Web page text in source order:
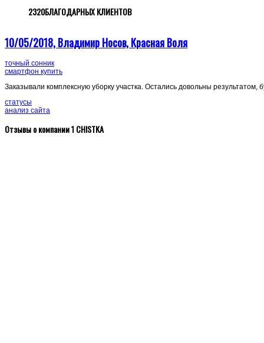
2320БЛАГОДАРНЫХ КЛИЕНТОВ
10/05/2018, Владимир Носов, Красная Воля
точный сонник
смартфон купить
Заказывали комплексную уборку участка. Остались довольны результатом,
статусы
анализ сайта
Отзывы о компании 1 CHISTKA